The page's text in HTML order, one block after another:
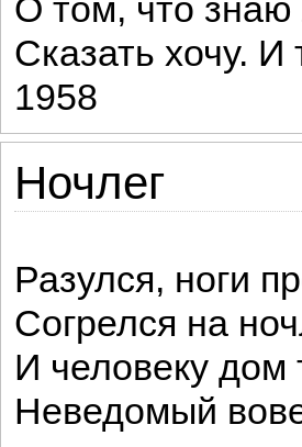
О том, что знаю
Сказать хочу. И
1958
Ночлег
Разулся, ноги
Согрелся на
И человеку дом
Неведомый